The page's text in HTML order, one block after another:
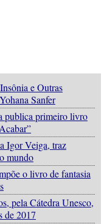
e Outras
Sanfer
publica primeiro livro
Igor Veiga, traz
mundo
o livro de fantasia
pela Cátedra Unesco,
de 2017